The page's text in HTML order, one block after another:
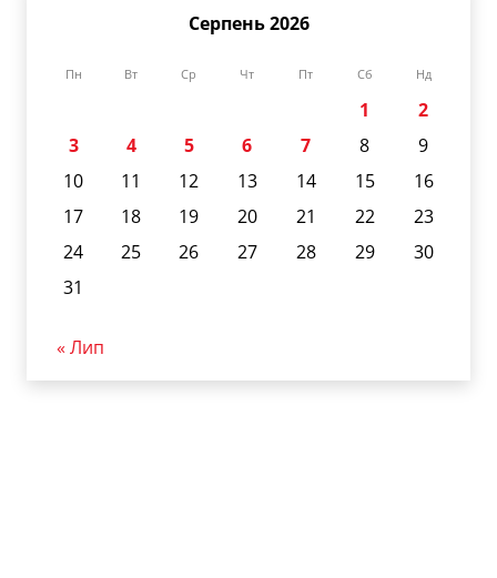
Серпень 2026
Пн Вт Ср Чт Пт Сб Нд
1
2
3
4 5 6 7 8
9
10
11 12 13 14 15
16
17
18 19 20 21 22
23
24
25 26 27 28 29
30
31
« Лип